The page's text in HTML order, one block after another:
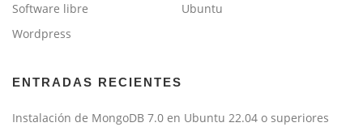
Software libre
Ubuntu
Wordpress
ENTRADAS RECIENTES
Instalación de MongoDB 7.0 en Ubuntu 22.04 o superiores